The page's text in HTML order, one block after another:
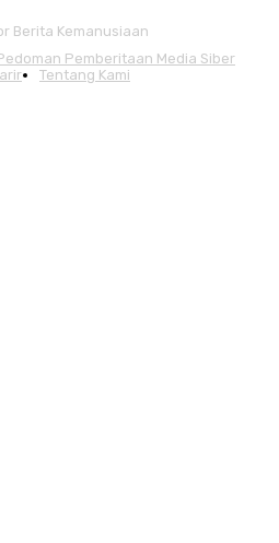
Berita Kemanusiaan
Pemberitaan Media Siber
Tentang Kami